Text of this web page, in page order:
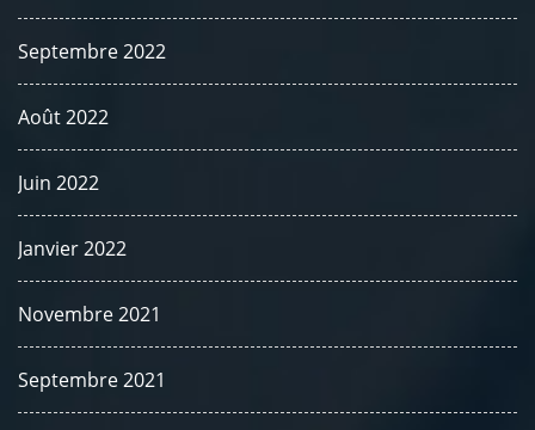
Septembre 2022
Août 2022
Juin 2022
Janvier 2022
Novembre 2021
Septembre 2021